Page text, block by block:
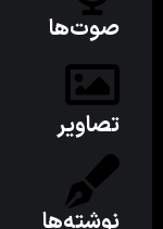
صوت‌ها
تصاویر
نوشته‌ها